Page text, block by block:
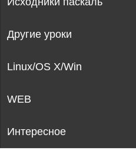
Другие уроки
Linux/OS X/Win
WEB
Интересное